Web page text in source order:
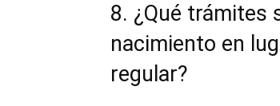
8. ¿Qué trámites
nacimiento en
regular?